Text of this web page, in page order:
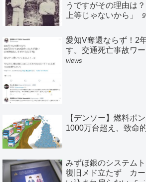
うですがその理由は
上等じゃないから」
愛知V奪還ならず！2
す。交通死亡事故ワ
views
【デンソー】燃料ポ
1000万台超え、致命
みずほ銀のシステム
復旧メド立たず カー